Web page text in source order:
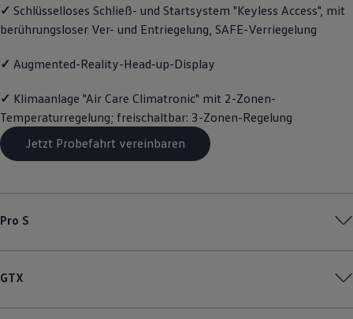
Updates für Software, Karten und Radio
Über Ihr Auto
Vorgängermodelle
Volkswagen Kundenbetreuung
Assistenzsysteme
Digitale Betriebsanleitung
Live Beratung
Magazin
Lifestyle
Transport
✓ Schlüsselloses Schließ- und Startsystem "Keyless Access", mit
berührungsloser Ver- und Entriegelung, SAFE-Verriegelung
✓ Augmented-Reality-Head-up-Display
✓ Klimaanlage "Air Care Climatronic" mit 2-Zonen-
Temperaturregelung; freischaltbar: 3-Zonen-Regelung
Jetzt Probefahrt vereinbaren
Pro S
GTX